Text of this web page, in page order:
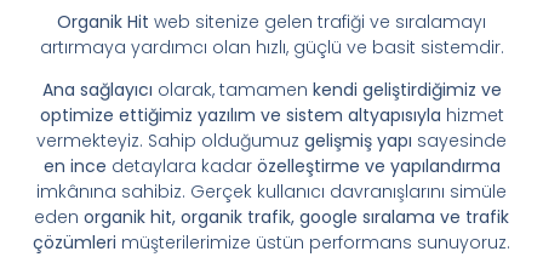
Organik Hit web sitenize gelen trafiği ve sıralamayı
artırmaya yardımcı olan hızlı, güçlü ve basit sistemdir.
Ana sağlayıcı olarak, tamamen kendi geliştirdiğimiz ve
optimize ettiğimiz yazılım ve sistem altyapısıyla hizmet
vermekteyiz. Sahip olduğumuz gelişmiş yapı sayesinde
en ince detaylara kadar özelleştirme ve yapılandırma
imkânına sahibiz. Gerçek kullanıcı davranışlarını simüle
eden organik hit, organik trafik, google sıralama ve trafik
çözümleri müşterilerimize üstün performans sunuyoruz.